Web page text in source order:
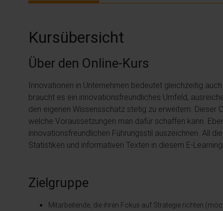
Kursübersicht
Über den Online-Kurs
Innovationen in Unternehmen bedeutet gleichzeitig
braucht es ein innovationsfreundliches Umfeld,
den eigenen Wissensschatz stetig zu erweitern. Dieser
welche Voraussetzungen man dafür schaffen kann.
innovationsfreundlichen Führungsstil auszeichnen. All
Statistiken und informativen Texten in diesem E-
Zielgruppe
Mitarbeitende, die ihren Fokus auf Strategie richten